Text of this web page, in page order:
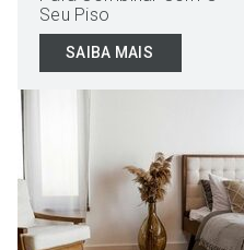
Seu Piso
SAIBA MAIS